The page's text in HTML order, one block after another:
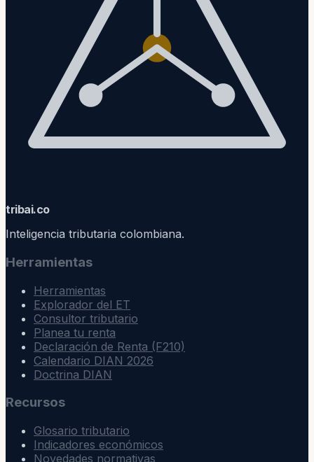
tribai.co
Inteligencia tributaria colombiana.
Herramientas
Herramientas
Explorador del ET
Consultor tributario
Planea tu renta
Declaración de Renta (F210)
Calendario DIAN 2026
Doctrina DIAN
Recursos
Glosario tributario
Indicadores económicos
Novedades normativas